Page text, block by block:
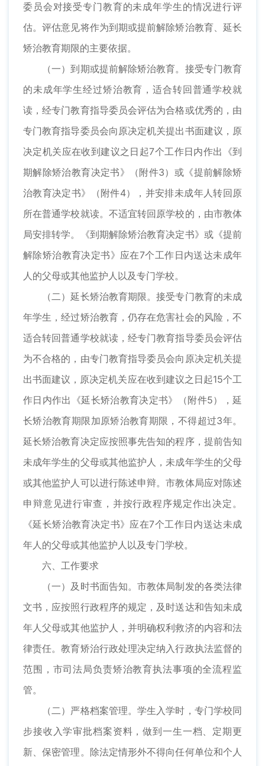
委员会对接受专门教育的未成年学生的情况进行评
估。评估意见将作为到期或提前解除矫治教育、延长
矫治教育期限的主要依据。
（一）到期或提前解除矫治教育。接受专门教育
的未成年学生经过矫治教育，适合转回普通学校就
读，经专门教育指导委员会评估为合格或优秀的，由
专门教育指导委员会向原决定机关提出书面建议，原
决定机关应在收到建议之日起7个工作日内作出《到
期解除矫治教育决定书》（附件3）或《提前解除矫
治教育决定书》（附件4），并安排未成年人转回原
所在普通学校就读。不适宜转回原学校的，由市教体
局安排转学。《到期解除矫治教育决定书》或《提前
解除矫治教育决定书》应在7个工作日内送达未成年
人的父母或其他监护人以及专门学校。
（二）延长矫治教育期限。接受专门教育的未成
年学生，经过矫治教育，仍存在危害社会的风险，不
适合转回普通学校就读，经专门教育指导委员会评估
为不合格的，由专门教育指导委员会向原决定机关提
出书面建议，原决定机关应在收到建议之日起15个工
作日内作出《延长矫治教育决定书》（附件5），延
长矫治教育期限加原矫治教育期限，不得超过3年。
延长矫治教育决定应按照事先告知的程序，提前告知
未成年学生的父母或其他监护人，未成年学生的父母
或其他监护人可以进行陈述申辩。市教体局应对陈述
申辩意见进行审查，并按行政程序规定作出决定。
《延长矫治教育决定书》应在7个工作日内送达未成
年人的父母或其他监护人以及专门学校。
六、工作要求
（一）及时书面告知。市教体局制发的各类法律
文书，应按照行政程序的规定，及时送达和告知未成
年人父母或其他监护人，并明确权利救济的内容和法
律责任。教育矫治行政处理决定纳入行政执法监督的
范围，市司法局负责矫治教育执法事项的全流程监
管。
（二）严格档案管理。学生入学时，专门学校同
步接收入学审批档案资料，做到一生一档、定期更
新、保密管理。除法定情形外不得向任何单位和个人